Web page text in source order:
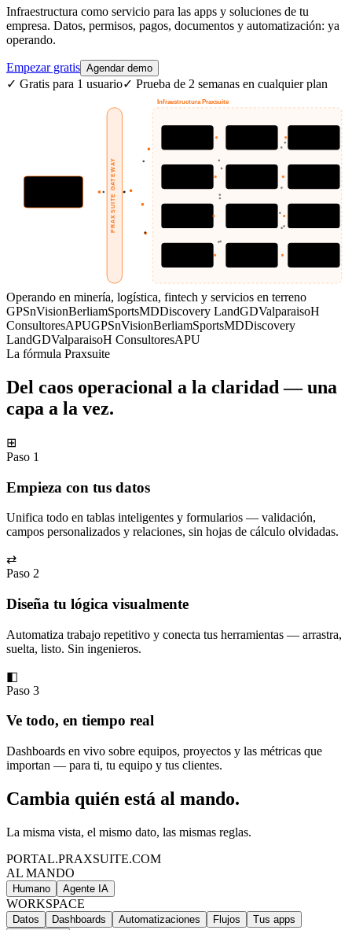
Infraestructura como servicio para las apps y soluciones de tu
empresa. Datos, permisos, pagos, documentos y automatización: ya
operando.
Empezar gratis Agendar demo
✓ Gratis para 1 usuario✓ Prueba de 2 semanas en cualquier plan
Infraestructura Praxsuite
PRAXSUITE GATEWAY
Operando en minería, logística, fintech y servicios en terreno
GPSnVisionBerliamSportsMDDiscovery LandGDValparaisoH
ConsultoresAPUGPSnVisionBerliamSportsMDDiscovery
LandGDValparaisoH ConsultoresAPU
La fórmula Praxsuite
Del caos operacional a la claridad — una
capa a la vez.
⊞
Paso 1
Empieza con tus datos
Unifica todo en tablas inteligentes y formularios — validación,
campos personalizados y relaciones, sin hojas de cálculo olvidadas.
⇄
Paso 2
Diseña tu lógica visualmente
Automatiza trabajo repetitivo y conecta tus herramientas — arrastra,
suelta, listo. Sin ingenieros.
◧
Paso 3
Ve todo, en tiempo real
Dashboards en vivo sobre equipos, proyectos y las métricas que
importan — para ti, tu equipo y tus clientes.
Cambia quién está al mando.
La misma vista, el mismo dato, las mismas reglas.
PORTAL.PRAXSUITE.COM
AL MANDO
Humano Agente IA
WORKSPACE
Datos Dashboards Automatizaciones Flujos
Tus apps